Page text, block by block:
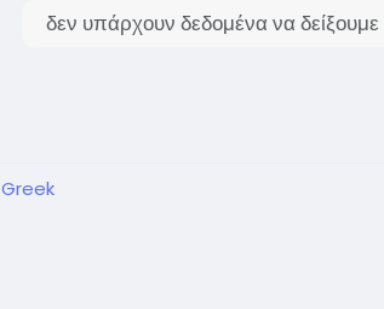
δεν υπάρχουν δεδομένα να δείξουμε
Greek